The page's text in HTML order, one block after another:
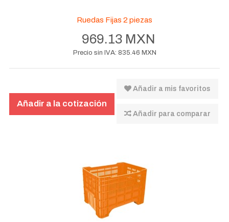
Ruedas Fijas 2 piezas
969.13 MXN
Precio sin IVA: 835.46 MXN
Añadir a mis favoritos
Añadir para comparar